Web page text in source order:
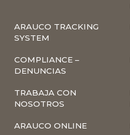
ARAUCO TRACKING
SYSTEM
COMPLIANCE –
DENUNCIAS
TRABAJA CON
NOSOTROS
ARAUCO ONLINE